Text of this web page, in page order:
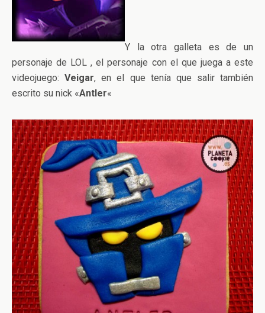
Y la otra galleta es de un
personaje de LOL , el personaje con el que juega a este
videojuego:Veigar, en el que tenía que salir también
escrito su nick «Antler«